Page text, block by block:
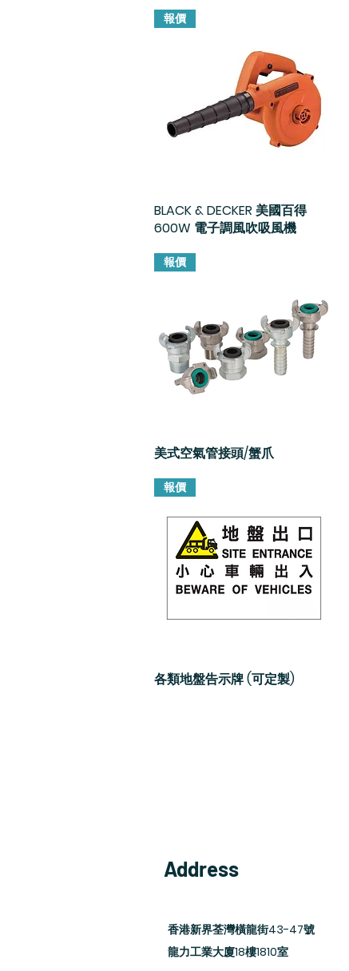
快速瀏覽
報價
BLACK & DECKER 美國百得
600W 電子調風吹吸風機
快速瀏覽
報價
美式空氣管接頭/蟹爪
快速瀏覽
報價
各類地盤告示牌 (可定製)
Address
香港新界荃灣橫龍街43-47號
龍力工業大廈18樓1810室